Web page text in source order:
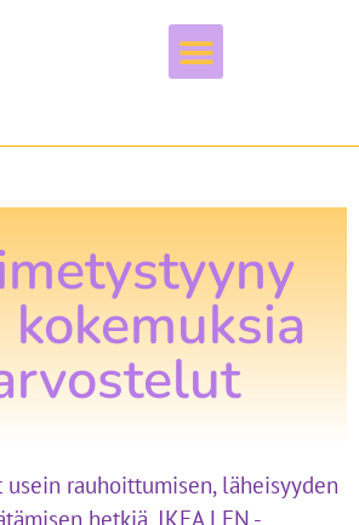
kokemuksia
rauhoittumisen, läheisyyden
hetkiä. IKEA LEN -